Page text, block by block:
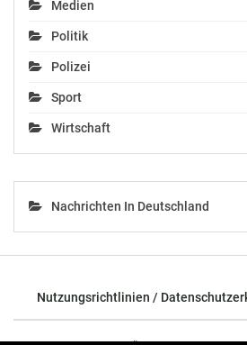
Medien
Politik
Polizei
Sport
Wirtschaft
Nachrichten In Deutschland
Nutzungsrichtlinien /